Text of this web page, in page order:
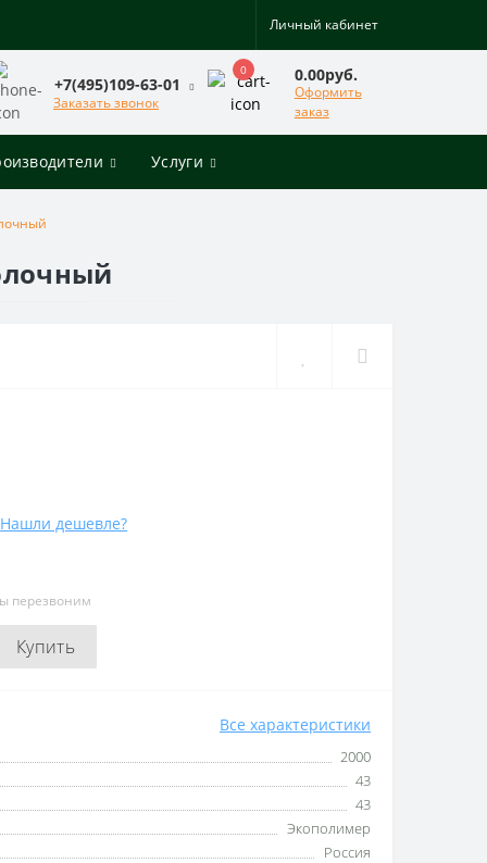
Личный кабинет
+7(495)109-63-01
Заказать звонок
0 0.00руб.
Оформить
заказ
Услуги
Нашли дешевле?
перезвоним
Купить
Все характеристики
2000
43
43
Экополимер
Россия